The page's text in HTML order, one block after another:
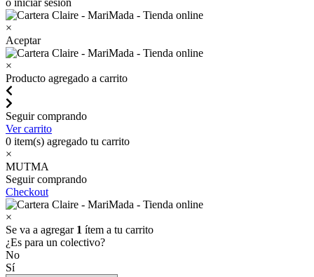
o iniciar sesión
×
Aceptar
×
Producto agregado a carrito
Seguir comprando
Ver carrito
0 item(s) agregado tu carrito
×
MUTMA
Seguir comprando
Checkout
×
Se va a agregar 1 ítem a tu carrito
¿Es para un colectivo?
No
Sí